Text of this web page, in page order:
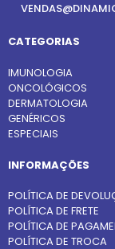
CATEGORIAS
IMUNOLOGIA
ONCOLÓGICOS
DERMATOLOGIA
GENÉRICOS
ESPECIAIS
INFORMAÇÕES
POLÍTICA DE
POLÍTICA DE FRETE
POLÍTICA DE
POLÍTICA DE TROCA